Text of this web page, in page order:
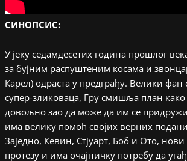
СИНОПСИС:
У јеку седамдесетих година прошлог
за бујним распуштеним косама и
Карел) одраста у предграђу. Велики фан
супер-зликоваца, Гру смишља план како
довољно зао да може да им се
има велику помоћ својих верних
Заједно, Кевин, Стјуарт, Боб и Ото,
протезу и има очајничку потребу да